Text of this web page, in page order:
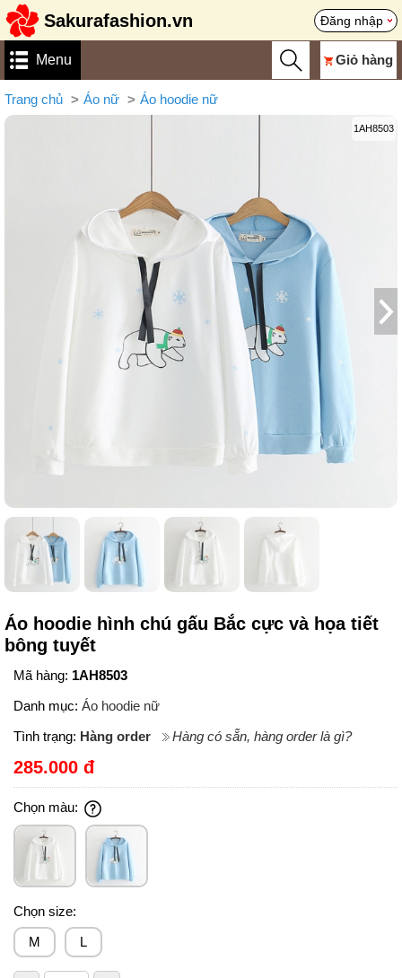
Sakurafashion.vn Đăng nhập
Menu Giỏ hàng
Trang chủ Áo nữ Áo hoodie nữ
1AH8503
Áo hoodie hình chú gấu Bắc cực và họa tiết
bông tuyết
Mã hàng: 1AH8503
Danh mục: Áo hoodie nữ
Tình trạng: Hàng order Hàng có sẵn, hàng order là gì?
285.000 đ
Chọn màu:
Chọn size:
M
L